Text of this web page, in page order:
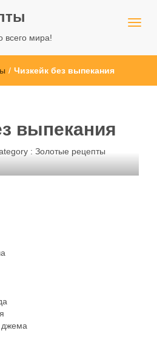
всего мира!
/ Чизкейк без выпекания
выпекания
: Золотые рецепты
джема